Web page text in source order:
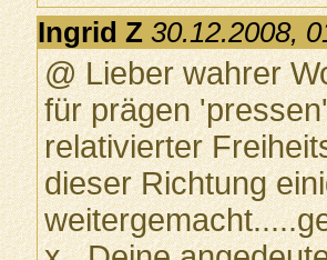
Ingrid Z 30.12.2008,
@ Lieber wahrer
für prägen
relativierter
dieser Richtung